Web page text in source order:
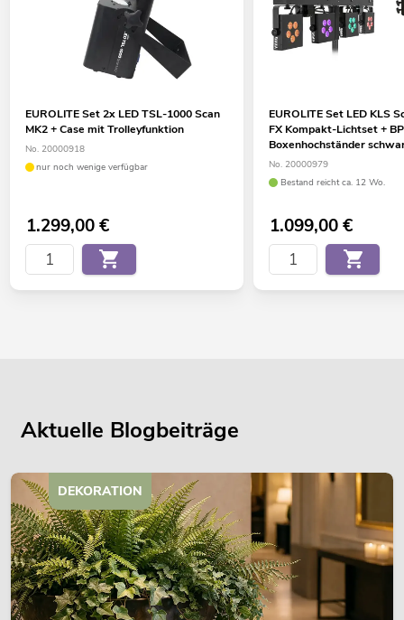
EUROLITE Set 2x LED TSL-1000 Scan
MK2 + Case mit Trolleyfunktion
No. 20000918
nur noch wenige verfügbar
1.299,00€
EUROLITE Set LED KLS
FX Kompakt-Lichtset +
Boxenhochständer
No. 20000979
Bestand reicht ca. 12 Wo.
1.099,00€
Aktuelle Blogbeiträge
DEKORATION